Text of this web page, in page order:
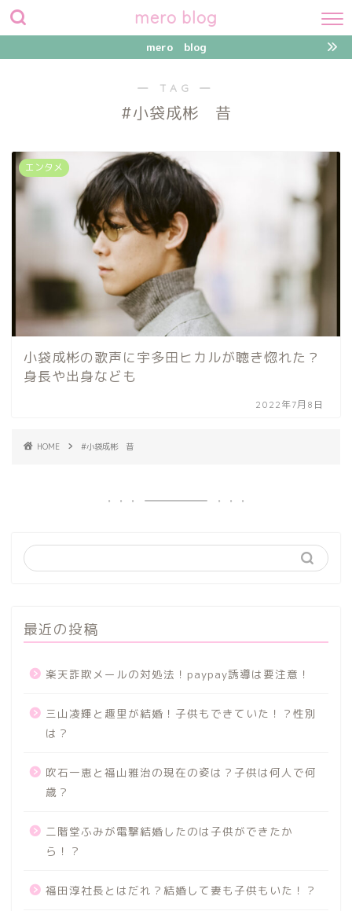
mero blog
mero blog
― TAG ―
#小袋成彬 昔
エンタメ
小袋成彬の歌声に宇多田ヒカルが聴き惚れた？
身長や出身なども
2022年7月8日
HOME #小袋成彬 昔
最近の投稿
楽天詐欺メールの対処法！paypay誘導は要注意！
三山凌輝と趣里が結婚！子供もできていた！？性別
は？
吹石一恵と福山雅治の現在の姿は？子供は何人で何
歳？
二階堂ふみが電撃結婚したのは子供ができたか
ら！？
福田淳社長とはだれ？結婚して妻も子供もいた！？